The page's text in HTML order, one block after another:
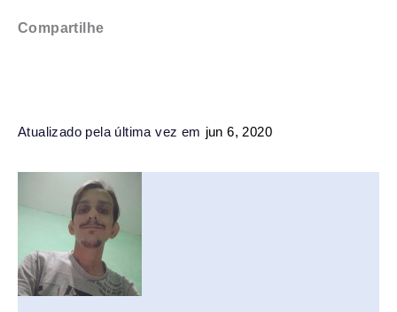
Compartilhe
Atualizado pela última vez em jun 6, 2020